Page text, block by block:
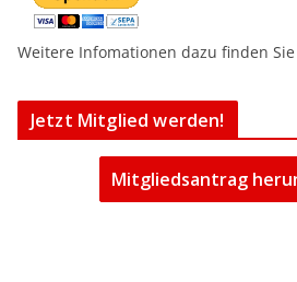
Weitere Infomationen dazu finden Sie
Jetzt Mitglied werden!
Mitgliedsantrag